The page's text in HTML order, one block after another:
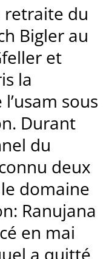
retraite du
Bigler au
et
la
sous
Durant
du
deux
domaine
Ranujana
en mai
a quitté